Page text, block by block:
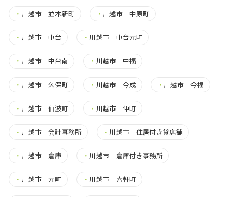
・ 川越市 並木新町 ・ 川越市 中原町
・ 川越市 中台 ・ 川越市 中台元町
・ 川越市 中台南 ・ 川越市 中福
・ 川越市 久保町 ・ 川越市 今成 ・ 川越市 今福
・ 川越市 仙波町 ・ 川越市 仲町
・ 川越市 会計事務所 ・ 川越市 住居付き貸店舗
・ 川越市 倉庫 ・ 川越市 倉庫付き事務所
・ 川越市 元町 ・ 川越市 六軒町